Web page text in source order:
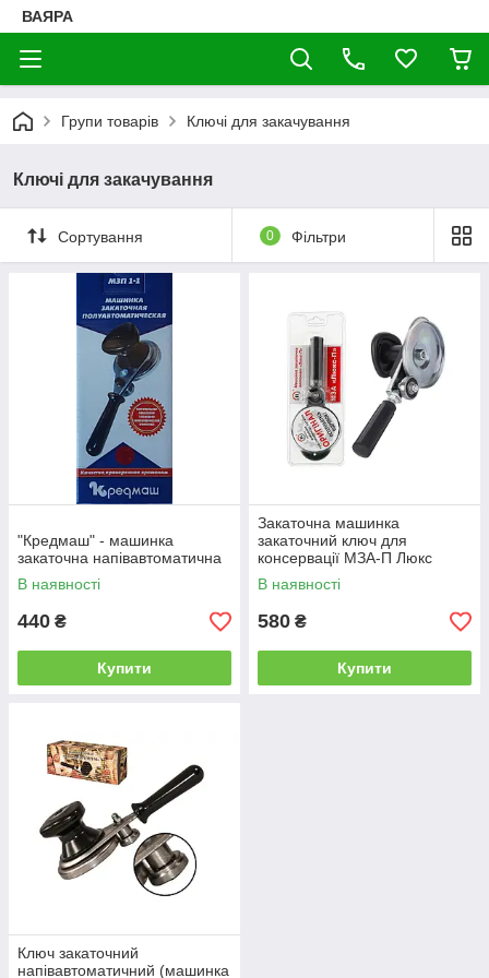
ВАЯРА
Групи товарів Ключі для закачування
Ключі для закачування
Сортування 0 Фільтри
"Кредмаш" - машинка
закаточна напівавтоматична
В наявності
440 ₴
Купити
Закаточна машинка
закаточний ключ для
консервації МЗА-П Люкс
автомат з підшипником
"Продмаш" Черкаси
В наявності
580 ₴
Купити
Ключ закаточний
напівавтоматичний (машинка